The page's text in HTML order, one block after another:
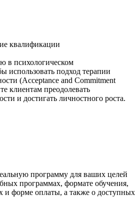
квалификации
в психологическом
использовать подход терапии
(Acceptance and Commitment
клиентам преодолевать
и достигать личностного роста.
программу для ваших целей
программах, формате обучения,
и форме оплаты, а также о доступных